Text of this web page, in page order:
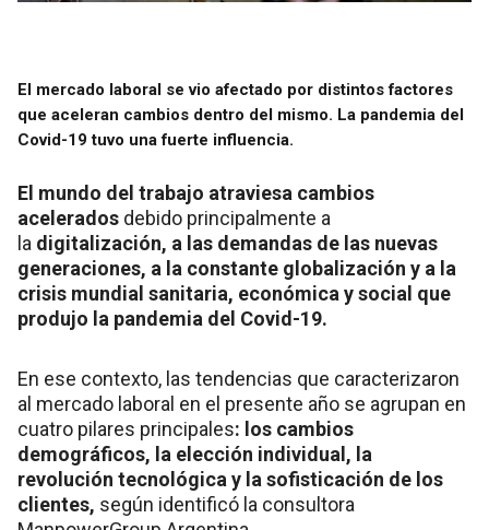
El mercado laboral se vio afectado por distintos factores
que aceleran cambios dentro del mismo. La pandemia del
Covid-19 tuvo una fuerte influencia.
El mundo del trabajo atraviesa cambios
acelerados debido principalmente a
la digitalización, a las demandas de las nuevas
generaciones, a la constante globalización y a la
crisis mundial sanitaria, económica y social que
produjo la pandemia del Covid-19.
En ese contexto, las tendencias que caracterizaron
al mercado laboral en el presente año se agrupan en
cuatro pilares principales: los cambios
demográficos, la elección individual, la
revolución tecnológica y la sofisticación de los
clientes, según identificó la consultora